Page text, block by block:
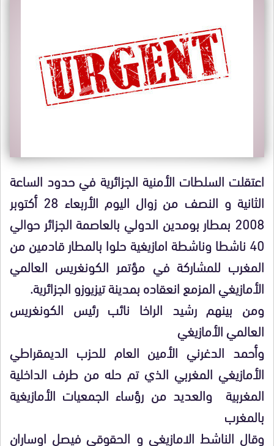
اعتقلت السلطات الأمنية الجزائرية في حدود الساعة
الثانية و النصف من زوال اليوم الأربعاء 28 أكتوبر
2008 بمطار بومدين الدولي بالعاصمة الجزائر حوالي
40 ناشطا وناشطة امازيغية حلوا بالمطار قادمين من
المغرب للمشاركة في مؤتمر الكونغريس العالمي
الأمازيغي المزمع انعقاده بمدينة تيزيوزو الجزائرية.
ومن بينهم رشيد الراخا نائب رئيس الكونغريس
العالمي الأمازيغي
وأحمد الدغرني الأمين العام للحزب الديمقراطي
الأمازيغي المغربي الذي تم حله من طرف الداخلية
المغربية والعديد من رؤساء الجمعيات الأمازيغية
بالمغرب
وقال الناشط الامازيغي و الحقوقي فيصل اوساران